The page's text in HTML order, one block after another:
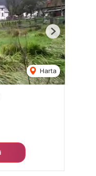
Harta
Next